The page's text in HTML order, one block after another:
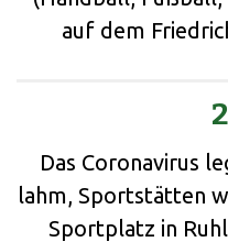
auf dem
Das Coronavirus
lahm, Sportstätten
Sportplatz in